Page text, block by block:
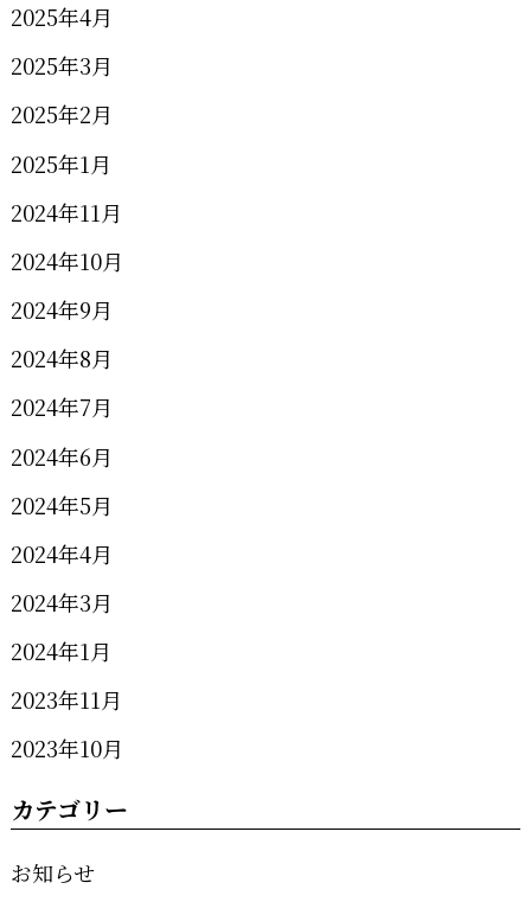
2025年4月
2025年3月
2025年2月
2025年1月
2024年11月
2024年10月
2024年9月
2024年8月
2024年7月
2024年6月
2024年5月
2024年4月
2024年3月
2024年1月
2023年11月
2023年10月
カテゴリー
お知らせ